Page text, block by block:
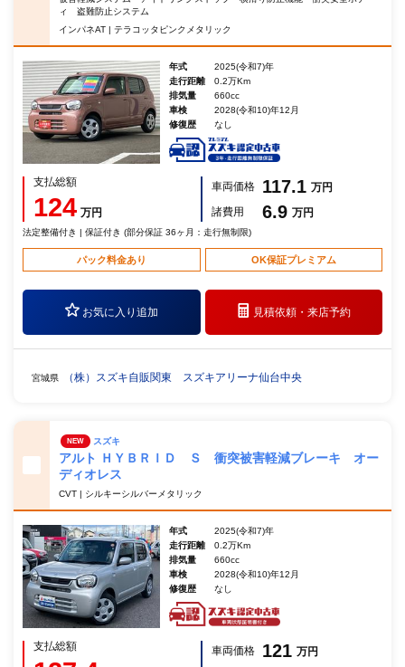
ィ 盗難防止システム
インパネAT | テラコッタピンクメタリック
年式
2025(令和7)年
走行距離
0.2万Km
排気量
660cc
車検
2028(令和10)年12月
修復歴
なし
支払総額
124 万円
車両価格 117.1 万円
諸費用
6.9 万円
法定整備付き | 保証付き (部分保証 36ヶ月：走行無制限)
パック料金あり OK保証プレミアム
お気に入り追加 見積依頼・来店予約
宮城県 （株）スズキ自販関東 スズキアリーナ仙台中央
NEW スズキ
アルト ＨＹＢＲＩＤ Ｓ 衝突被害軽減ブレーキ オー
ディオレス
CVT | シルキーシルバーメタリック
年式
2025(令和7)年
走行距離
0.2万Km
排気量
660cc
車検
2028(令和10)年12月
修復歴
なし
支払総額 車両価格 121 万円